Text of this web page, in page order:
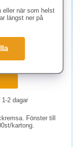
1-2 dagar
Fönster till
kartong.
eller när som helst
längst ner på